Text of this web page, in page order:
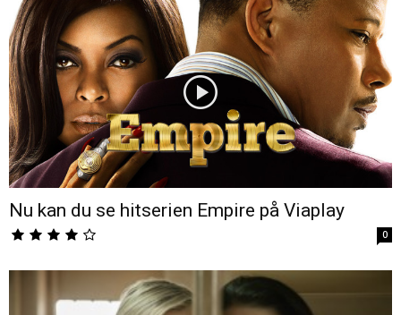
Nu kan du se hitserien Empire på Viaplay
0